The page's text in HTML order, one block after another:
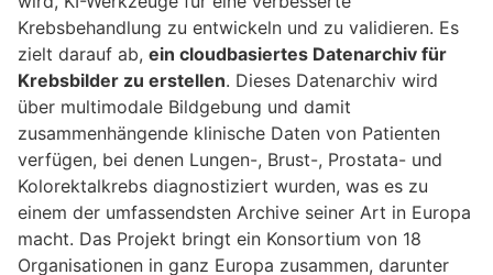
Krebsbehandlung zu entwickeln und zu validieren. Es
zielt darauf ab, ein cloudbasiertes Datenarchiv für
Krebsbilder zu erstellen. Dieses Datenarchiv wird
über multimodale Bildgebung und damit
zusammenhängende klinische Daten von Patienten
verfügen, bei denen Lungen-, Brust-, Prostata- und
Kolorektalkrebs diagnostiziert wurden, was es zu
einem der umfassendsten Archive seiner Art in Europa
macht. Das Projekt bringt ein Konsortium von 18
Organisationen in ganz Europa zusammen, darunter